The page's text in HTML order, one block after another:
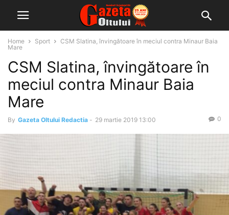
Home Sport
CSM Slatina, învingătoare în meciul contra Minaur Baia
Mare
CSM Slatina, învingătoare în
meciul contra Minaur Baia
Mare
By Gazeta Oltului Redactia - 29 martie 2019 13:00 0